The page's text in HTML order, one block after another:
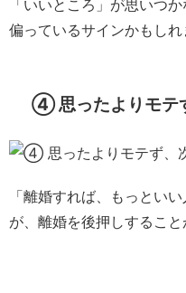
「いいところ」が思いつ
偏っているサインかもしれ
④ 思ったよりモテ
「離婚すれば、もっとい
が、離婚を後押しすること